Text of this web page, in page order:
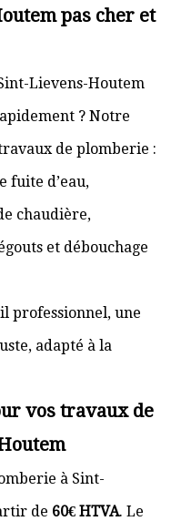
pas cher et
Lievens-Houtem
? Notre
de plomberie :
fuite d’eau,
chaudière,
et débouchage
professionnel, une
adapté à la
vos travaux de
à Sint-
de 60€ HTVA. Le